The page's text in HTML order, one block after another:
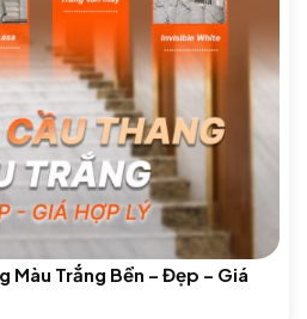
Màu Trắng Bền – Đẹp – Giá